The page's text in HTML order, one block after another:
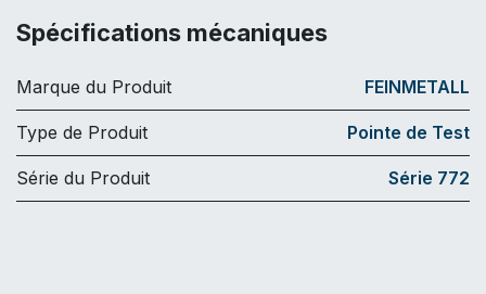
Spécifications mécaniques
Marque du Produit FEINMETALL
Type de Produit Pointe de Test
Série du Produit Série 772